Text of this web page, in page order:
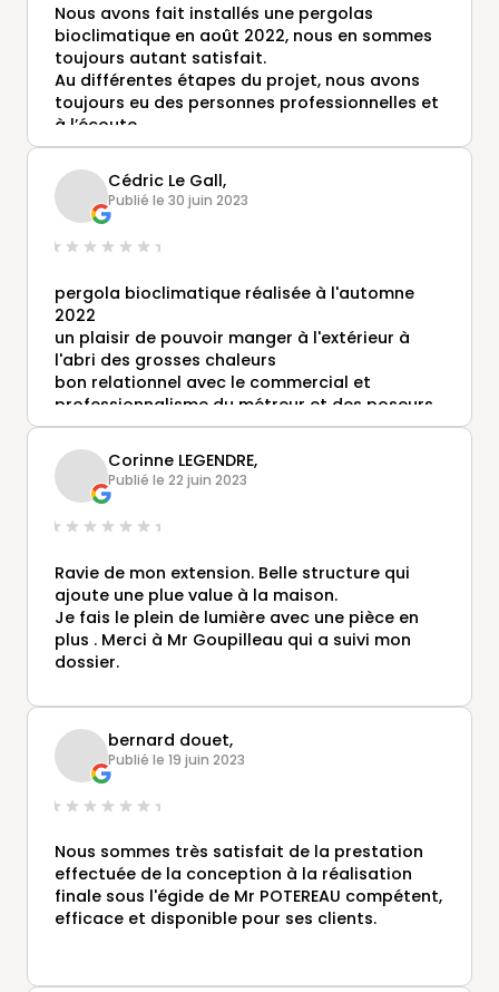
Nous avons fait installés une pergolas
bioclimatique en août 2022, nous en sommes
toujours autant satisfait.
Au différentes étapes du projet, nous avons
toujours eu des personnes professionnelles et
à l’écoute.
Nous n’hésitons pas à recommander Gustave
Rideau et nous n’hésiterons pas à refaire
appel au besoin.
Cédric Le Gall,
Publié le 30 juin 2023
pergola bioclimatique réalisée à l'automne
2022
un plaisir de pouvoir manger à l'extérieur à
l'abri des grosses chaleurs
bon relationnel avec le commercial et
professionnalisme du métreur et des poseurs
nous sommes entièrement satisfaits
Corinne LEGENDRE,
Publié le 22 juin 2023
Ravie de mon extension. Belle structure qui
ajoute une plue value à la maison.
Je fais le plein de lumière avec une pièce en
plus . Merci à Mr Goupilleau qui a suivi mon
dossier.
bernard douet,
Publié le 19 juin 2023
Nous sommes très satisfait de la prestation
effectuée de la conception à la réalisation
finale sous l'égide de Mr POTEREAU compétent,
efficace et disponible pour ses clients.